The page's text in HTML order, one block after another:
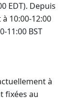
EDT). Depuis
10:00-12:00
11:00 BST
à
fixées au